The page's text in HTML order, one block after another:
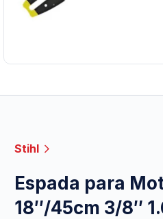
Stihl
Espada para
18″/45cm 3/8″